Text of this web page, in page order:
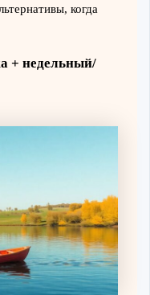
когда
+ недельный/